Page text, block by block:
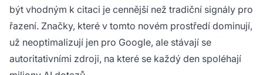
být vhodným k citaci je cennější než tradiční signály pro
řazení. Značky, které v tomto novém prostředí dominují,
už neoptimalizují jen pro Google, ale stávají se
autoritativními zdroji, na které se každý den spoléhají